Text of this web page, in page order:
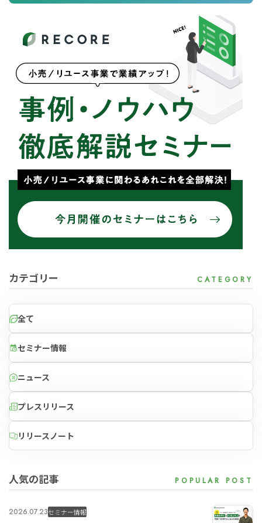
カテゴリー
全て
セミナー情報
ニュース
プレスリリース
リリースノート
人気の記事
2026.07.23セミナー情報
Retail小売業の方向けサービス
資料ダウンロードの一覧へ
forReuse中古買取業者向けサービス
資料ダウンロードの一覧へ
Retail小売業の方向けサービス
お問い合わせフォームへ
forReuse中古買取業者向けサービス
お問い合わせフォームへ